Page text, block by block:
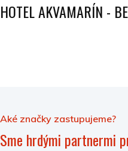
HOTEL AKVAMARÍN -
Aké značky zastupujeme?
Sme hrdými partnermi